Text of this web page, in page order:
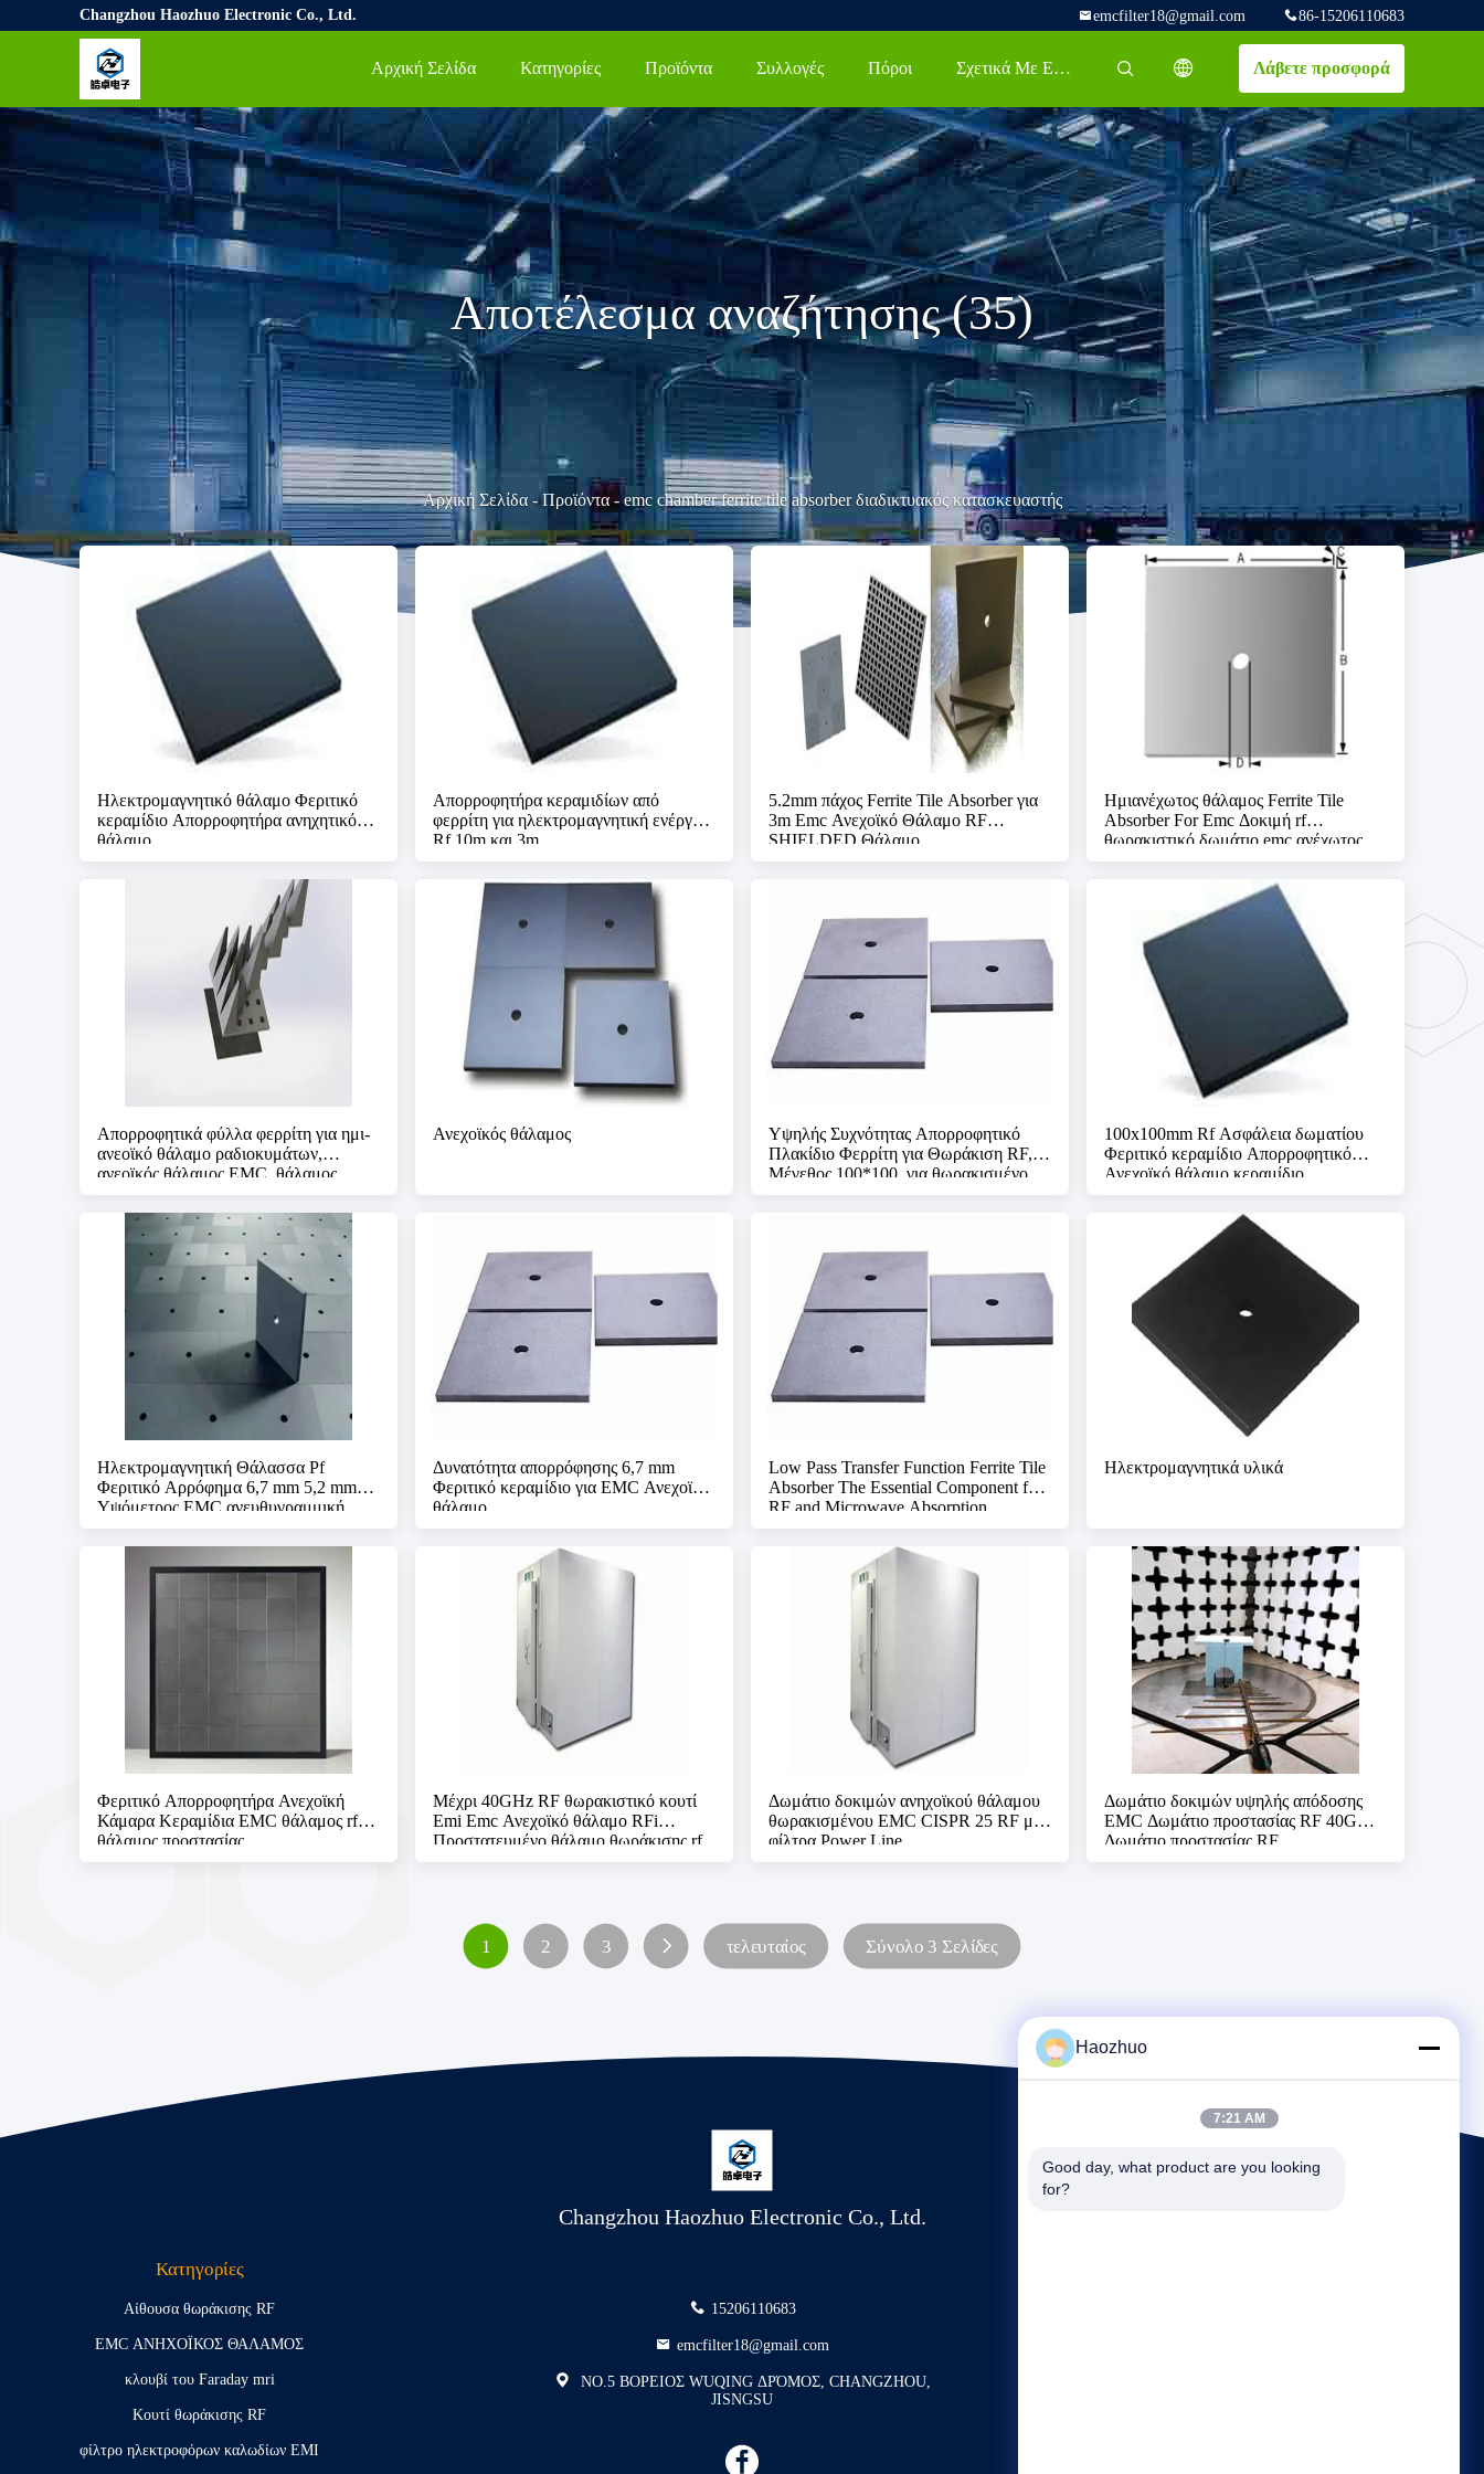
Changzhou Haozhuo Electronic Co., Ltd. 86-15206110683
emcfilter18@gmail.com
Λάβετε προσφορά
描述
Αρχική Σελίδα Κατηγορίες Προϊόντα Συλλογές Πόροι Σχετικά Με Εμάς
Αποτέλεσμα αναζήτησης (35)
Αρχική Σελίδα-Προϊόντα-emc chamber ferrite tile absorber διαδικτυακός κατασκευαστής
Ηλεκτρομαγνητικό θάλαμο Φεριτικό
κεραμίδιο Απορροφητήρα ανηχητικό
θάλαμο
Απορροφητήρα κεραμιδίων από
φερρίτη για ηλεκτρομαγνητική ενέργεια
Rf 10m και 3m
5.2mm πάχος Ferrite Tile Absorber για
3m Emc Ανεχοϊκό Θάλαμο RF
SHIELDED Θάλαμο
Ημιανέχωτος θάλαμος Ferrite Tile
Absorber For Emc Δοκιμή rf
θωρακιστικό δωμάτιο emc ανέχωτος
θάλαμος rf θωρακισμένο δωμάτιο
Απορροφητικά φύλλα φερρίτη για ημι-
ανεοϊκό θάλαμο ραδιοκυμάτων,
ανεοϊκός θάλαμος EMC, θάλαμος
θωράκισης RF
Ανεχοϊκός θάλαμος
Υψηλής Συχνότητας Απορροφητικό
Πλακίδιο Φερρίτη για Θωράκιση RF,
Μέγεθος 100*100, για θωρακισμένο
δωμάτιο RF, ανεμοθάλαμο EMC
100x100mm Rf Ασφάλεια δωματίου
Φεριτικό κεραμίδιο Απορροφητικό
Ανεχοϊκό θάλαμο κεραμίδιο
Ηλεκτρομαγνητική Θάλασσα Ρf
Φεριτικό Αρρόφημα 6,7 mm 5,2 mm
Υψόμετρος EMC ανευθυγραμμική
Θάλασσα Ρf Θάλασσα προστασίας
Δυνατότητα απορρόφησης 6,7 mm
Φεριτικό κεραμίδιο για EMC Ανεχοϊκό
θάλαμο
Low Pass Transfer Function Ferrite Tile
Absorber The Essential Component for
RF and Microwave Absorption
Ηλεκτρομαγνητικά υλικά
Φεριτικό Απορροφητήρα Ανεχοϊκή
Κάμαρα Κεραμίδια EMC θάλαμος rf
θάλαμος προστασίας
Μέχρι 40GHz RF θωρακιστικό κουτί
Emi Emc Ανεχοϊκό θάλαμο RFi
Προστατευμένο θάλαμο θωράκισης rf
emc θάλαμο emc ανεχοϊκό θάλαμο
Δωμάτιο δοκιμών ανηχοϊκού θάλαμου
θωρακισμένου EMC CISPR 25 RF με
φίλτρα Power Line
Δωμάτιο δοκιμών υψηλής απόδοσης
EMC Δωμάτιο προστασίας RF 40GHz
Δωμάτιο προστασίας RF
1 2 3 τελευταίος Σύνολο 3 Σελίδες
Changzhou Haozhuo Electronic Co., Ltd.
Κατηγορίες
Αίθουσα θωράκισης RF
EMC ΑΝΗΧΟΪΚΟΣ ΘΑΛΑΜΟΣ
κλουβί του Faraday mri
Κουτί θωράκισης RF
φίλτρο ηλεκτροφόρων καλωδίων EMI
15206110683
emcfilter18@gmail.com
NO.5 ΒΟΡΕΙΟΣ WUQING ΔΡΌΜΟΣ, CHANGZHOU,
JISNGSU
Haozhuo
7:21 AM
Good day, what product are you looking
for?